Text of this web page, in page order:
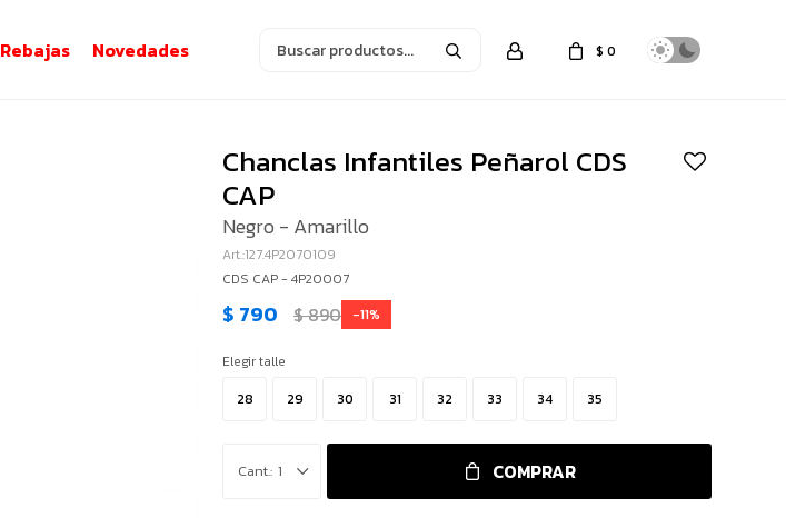
Rebajas Novedades $ 0
Chanclas Infantiles Peñarol CDS
CAP
Negro - Amarillo
127.4P2070109
CDS CAP - 4P20007
$ 790 $890 11
Elegir talle
28
29 30 31 32 33 34 35
1 COMPRAR